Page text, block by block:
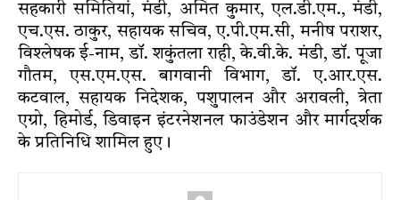
सहकारी समितियां, मंडी, अमित कुमार, एल.डी.एम., मंडी,
एच.एस. ठाकुर, सहायक सचिव, ए.पी.एम.सी, मनीष पराशर,
विश्लेषक ई-नाम, डॉ. शकुंतला राही, के.वी.के. मंडी, डॉ. पूजा
गौतम, एस.एम.एस. बागवानी विभाग, डॉ. ए.आर.एस.
कटवाल, सहायक निदेशक, पशुपालन और अरावली, त्रेता
एग्रो, हिमोर्ड, डिवाइन इंटरनेशनल फाउंडेशन और मार्गदर्शक
के प्रतिनिधि शामिल हुए।